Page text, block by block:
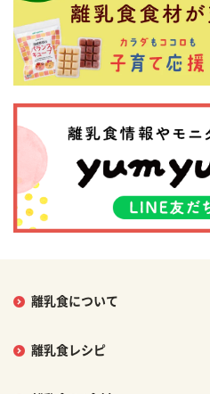
離乳食について
離乳食レシピ